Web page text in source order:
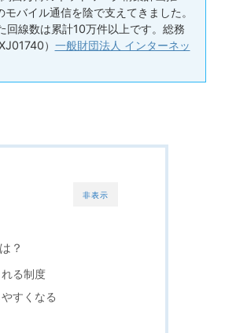
バイル通信を陰で支えてきました。
回線数は累計10万件以上です。総務
） 一般財団法人 インターネッ
非表示
？
る制度
すくなる